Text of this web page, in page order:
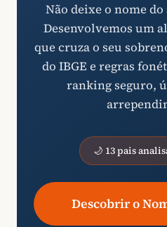
Não deixe o nome
Desenvolvemos um
que cruza o seu
do IBGE e regras
ranking seguro,
🌙 13 pais
Descobrir o